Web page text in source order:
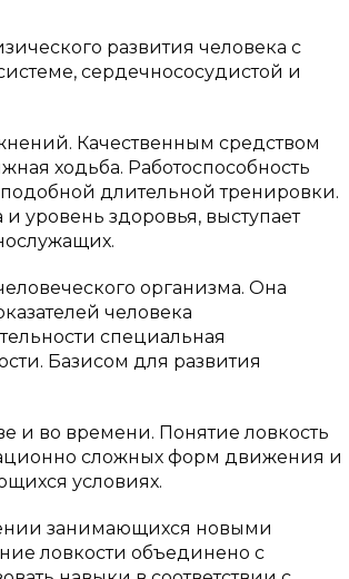
развития человека с
сердечнососудистой и
Качественным средством
ходьба. Работоспособность
длительной тренировки.
уровень здоровья, выступает
организма. Она
человека
специальная
Базисом для развития
и во времени. Понятие ловкость
сложных форм движения и
условиях.
занимающихся новыми
ловкости объединено с